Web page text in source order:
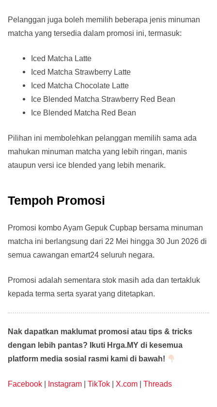
Pelanggan juga boleh memilih beberapa jenis minuman
matcha yang tersedia dalam promosi ini, termasuk:
Iced Matcha Latte
Iced Matcha Strawberry Latte
Iced Matcha Chocolate Latte
Ice Blended Matcha Strawberry Red Bean
Ice Blended Matcha Red Bean
Pilihan ini membolehkan pelanggan memilih sama ada
mahukan minuman matcha yang lebih ringan, manis
ataupun versi ice blended yang lebih menarik.
Tempoh Promosi
Promosi kombo Ayam Gepuk Cupbap bersama minuman
matcha ini berlangsung dari 22 Mei hingga 30 Jun 2026 di
semua cawangan emart24 seluruh negara.
Promosi adalah sementara stok masih ada dan tertakluk
kepada terma serta syarat yang ditetapkan.
Nak dapatkan maklumat promosi atau tips & tricks
dengan lebih pantas? Ikuti Hrga.MY di kesemua
platform media sosial rasmi kami di bawah!
Facebook Instagram TikTok X.com Threads